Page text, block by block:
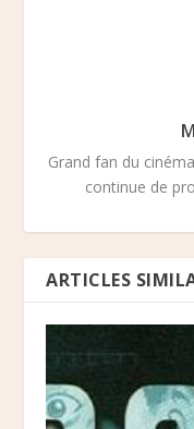
Grand fan du
continue de
ARTICLES